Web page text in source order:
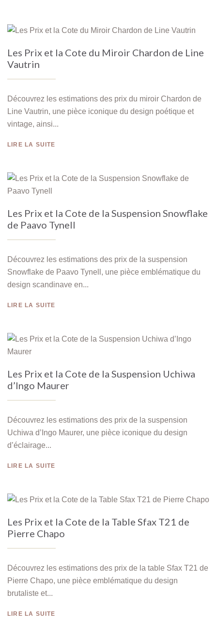
Les Prix et la Cote du Miroir Chardon de Line
Vautrin
Découvrez les estimations des prix du miroir Chardon de
Line Vautrin, une pièce iconique du design poétique et
vintage, ainsi...
LIRE LA SUITE
Les Prix et la Cote de la Suspension Snowflake
de Paavo Tynell
Découvrez les estimations des prix de la suspension
Snowflake de Paavo Tynell, une pièce emblématique du
design scandinave en...
LIRE LA SUITE
Les Prix et la Cote de la Suspension Uchiwa
d’Ingo Maurer
Découvrez les estimations des prix de la suspension
Uchiwa d’Ingo Maurer, une pièce iconique du design
d’éclairage...
LIRE LA SUITE
Les Prix et la Cote de la Table Sfax T21 de
Pierre Chapo
Découvrez les estimations des prix de la table Sfax T21 de
Pierre Chapo, une pièce emblématique du design
brutaliste et...
LIRE LA SUITE